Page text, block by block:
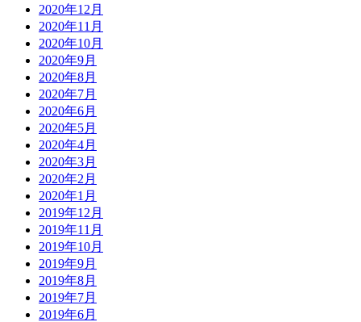
2020年12月
2020年11月
2020年10月
2020年9月
2020年8月
2020年7月
2020年6月
2020年5月
2020年4月
2020年3月
2020年2月
2020年1月
2019年12月
2019年11月
2019年10月
2019年9月
2019年8月
2019年7月
2019年6月